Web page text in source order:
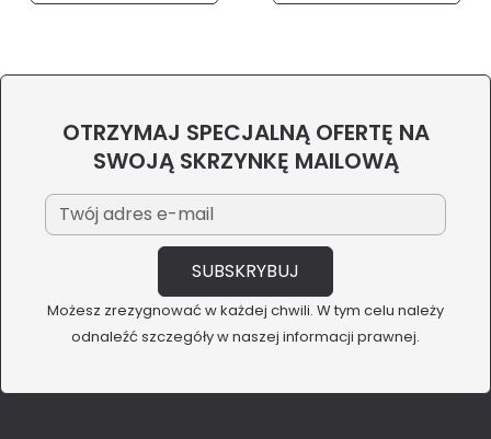
OTRZYMAJ SPECJALNĄ OFERTĘ NA
SWOJĄ SKRZYNKĘ MAILOWĄ
Możesz zrezygnować w każdej chwili. W tym celu należy
odnaleźć szczegóły w naszej informacji prawnej.